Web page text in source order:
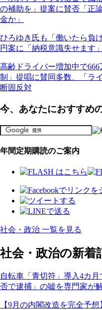
の補助を」提案に賛否「正
金か」
ひろゆき氏も「働いたら負
円案に「納税意識失せます
高齢ドライバー増加中で
制」提唱に賛同多数、「ラ
断固反対
今、あなたにおすすめ
年間定期購読のご案内
社会・政治 一覧を見る
社会・政治の新着
自転車「青切符」導入4カ
否で逮捕」の嘘を専門家が
【9月の内閣改造を完全予